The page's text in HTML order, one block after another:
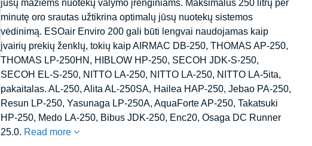
jūsų mažiems nuotekų valymo įrenginiams. Maksimalus 250 litrų per
minutę oro srautas užtikrina optimalų jūsų nuotekų sistemos
vėdinimą. ESOair Enviro 200 gali būti lengvai naudojamas kaip
įvairių prekių ženklų, tokių kaip AIRMAC DB-250, THOMAS AP-250,
THOMAS LP-250HN, HIBLOW HP-250, SECOH JDK-S-250,
SECOH EL-S-250, NITTO LA-250, NITTO LA-250, NITTO LA-5ita,
pakaitalas. AL-250, Alita AL-250SA, Hailea HAP-250, Jebao PA-250,
Resun LP-250, Yasunaga LP-250A, AquaForte AP-250, Takatsuki
HP-250, Medo LA-250, Bibus JDK-250, Enc20, Osaga DC Runner
25.0. Read more